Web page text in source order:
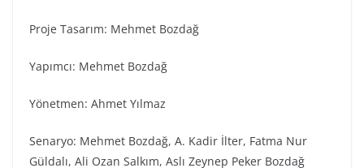
Proje Tasarım: Mehmet Bozdağ
Yapımcı: Mehmet Bozdağ
Yönetmen: Ahmet Yılmaz
Senaryo: Mehmet Bozdağ, A. Kadir İlter, Fatma Nur
Güldalı, Ali Ozan Salkım, Aslı Zeynep Peker Bozdağ